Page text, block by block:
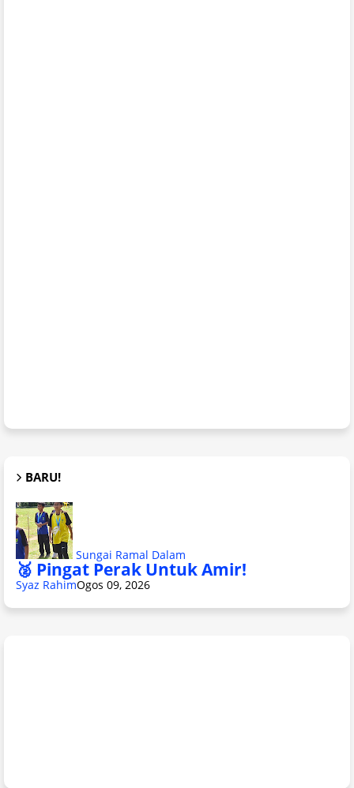
BARU!
Sungai Ramal Dalam
🥈 Pingat Perak Untuk Amir!
Syaz RahimOgos 09, 2026